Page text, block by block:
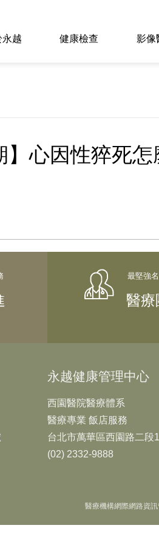
永越 健康檢查 影像
】心因性猝死怎
醫療
永越健康管理中心
西園醫院醫療體系
醫療專業 飯店服務
台北市萬華區西園路二段
(02) 2332-9888
醫療機構網際網路資